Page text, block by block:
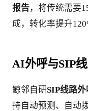
报告，将传统需要
成，转化率提升
AI外呼与SIP
鲸邻自研SIP线路
持自动预测、自动